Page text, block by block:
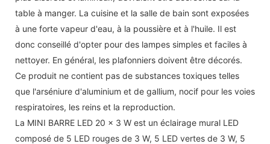
table à manger. La cuisine et la salle de bain sont exposées
à une forte vapeur d'eau, à la poussière et à l'huile. Il est
donc conseillé d'opter pour des lampes simples et faciles à
nettoyer. En général, les plafonniers doivent être décorés.
Ce produit ne contient pas de substances toxiques telles
que l'arséniure d'aluminium et de gallium, nocif pour les voies
respiratoires, les reins et la reproduction.
La MINI BARRE LED 20 x 3 W est un éclairage mural LED
composé de 5 LED rouges de 3 W, 5 LED vertes de 3 W, 5